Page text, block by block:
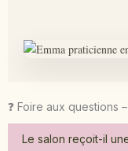
❓ Foire aux questions
Le salon reçoit-il